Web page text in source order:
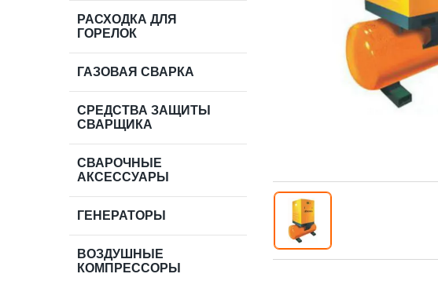
РАСХОДКА ДЛЯ
ГОРЕЛОК
ГАЗОВАЯ СВАРКА
СРЕДСТВА ЗАЩИТЫ
СВАРЩИКА
СВАРОЧНЫЕ
АКСЕССУАРЫ
ГЕНЕРАТОРЫ
ВОЗДУШНЫЕ
КОМПРЕССОРЫ